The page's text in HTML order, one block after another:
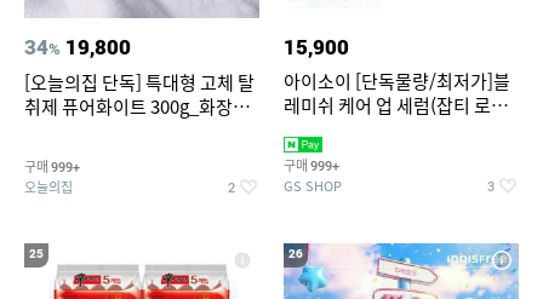
34% 19,800
[오늘의집 단독] 특대형 고체 탈
취제 퓨어화이트 300g_화장실
구매 999+
오늘의집 2
15,900
아이소이 [단독물량/최저가]블
레미쉬 케어 업 세럼(잡티 로즈
2027-04-24)
구매 999+
GS SHOP 3
25 26